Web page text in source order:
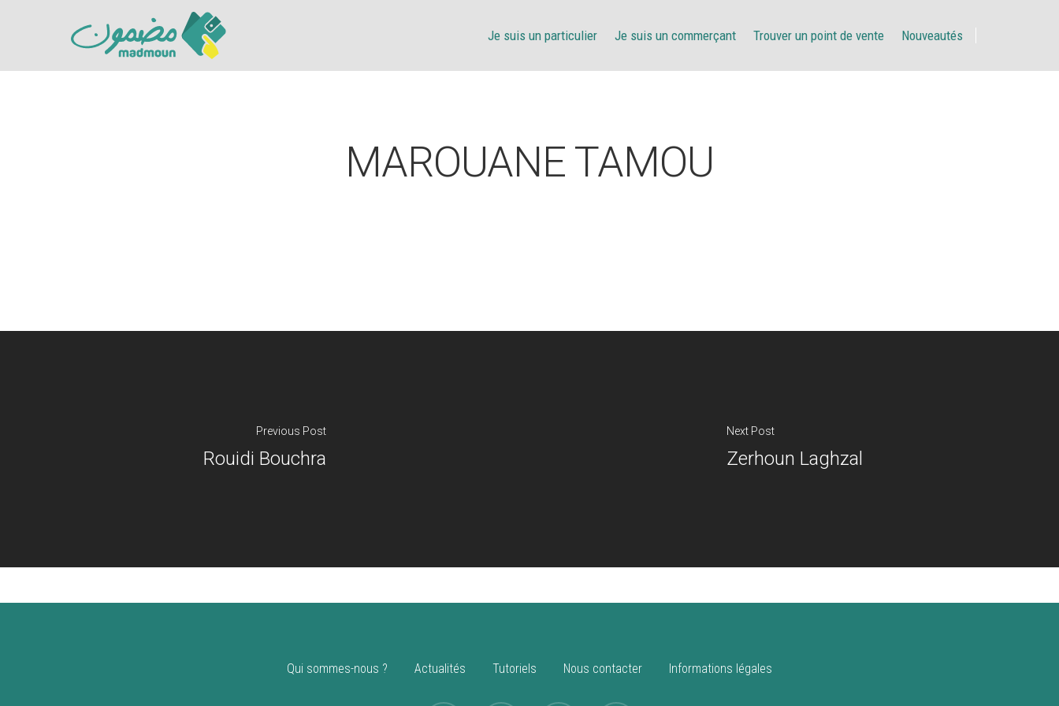
Je suis un particulier Je suis un commerçant Trouver un point de vente Nouveautés
MAROUANE TAMOU
Previous Post
Rouidi Bouchra
Next Post
Zerhoun Laghzal
Qui sommes-nous ? Actualités Tutoriels Nous contacter Informations légales